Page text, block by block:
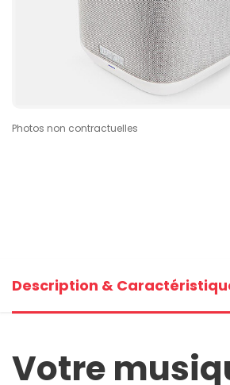
Photos non contractuelles
Description &
Votre